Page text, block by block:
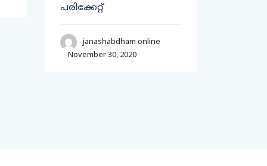
പരിക്കേറ്റ്
janashabdham online
November 30, 2020